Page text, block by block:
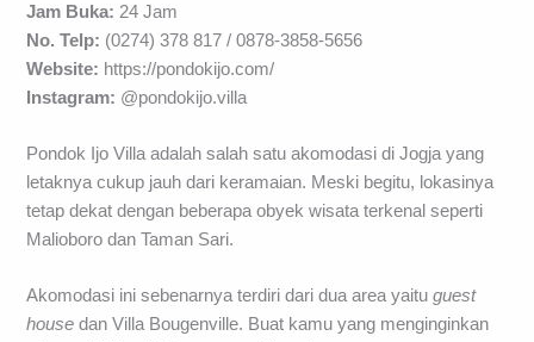
Jam Buka: 24 Jam
No. Telp: (0274) 378 817 /0878-3858-5656
Website: https://pondokijo.com/
Instagram: @pondokijo.villa
Pondok Ijo Villa adalah salah satu akomodasi di Jogja yang
letaknya cukup jauh dari keramaian. Meski begitu, lokasinya
tetap dekat dengan beberapa obyek wisata terkenal seperti
Malioboro dan Taman Sari.
Akomodasi ini sebenarnya terdiri dari dua area yaituguest
housedan Villa Bougenville. Buat kamu yang menginginkan